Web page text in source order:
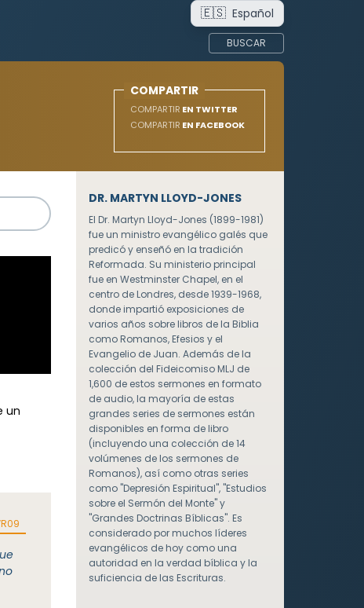
🇪🇸 Español
BUSCAR
COMPARTIR
COMPARTIR EN TWITTER
COMPARTIR EN FACEBOOK
un
DR. MARTYN LLOYD-JONES
El Dr. Martyn Lloyd-Jones (1899-1981)
fue un ministro evangélico galés que
predicó y enseñó en la tradición
Reformada. Su ministerio principal
fue en Westminster Chapel, en el
centro de Londres, desde 1939-1968,
donde impartió exposiciones de
varios años sobre libros de la Biblia
como Romanos, Efesios y el
Evangelio de Juan. Además de la
colección del Fideicomiso MLJ de
1,600 de estos sermones en formato
de audio, la mayoría de estas
grandes series de sermones están
disponibles en forma de libro
(incluyendo una colección de 14
volúmenes de los sermones de
Romanos), así como otras series
como "Depresión Espiritual", "Estudios
sobre el Sermón del Monte" y
"Grandes Doctrinas Bíblicas". Es
considerado por muchos líderes
evangélicos de hoy como una
autoridad en la verdad bíblica y la
suficiencia de las Escrituras.